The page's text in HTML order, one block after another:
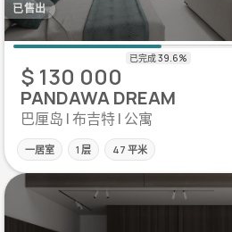
已售出
$ 130 000
PANDAWA DREAM
巴厘岛 | 布吉特 | 公寓
一居室 1 层 47 平米